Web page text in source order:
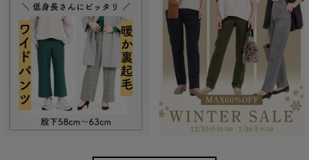
スーパーストレッチだからよく伸びる！
動きに合わせてしっかり伸びるストレスフリーなはき心地。
身体の動きを妨げることなくお仕事の日だけでなく休日も着たく
なる楽ちんさ。 普通のパンツには戻れなくなる快適さを生み出し
ます。